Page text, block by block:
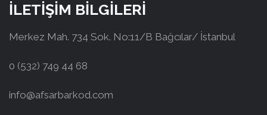
İLETİŞİM BİLGİLERİ
Merkez Mah. 734 Sok. No:11/B Bağcılar/ İstanbul
0 (532) 749 44 68
info@afsarbarkod.com